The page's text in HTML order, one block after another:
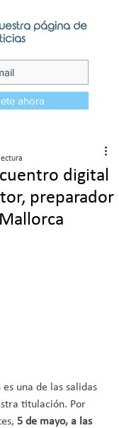
página de
ahora
digital
preparador
es una de las salidas
titulación. Por
5 de mayo, a las